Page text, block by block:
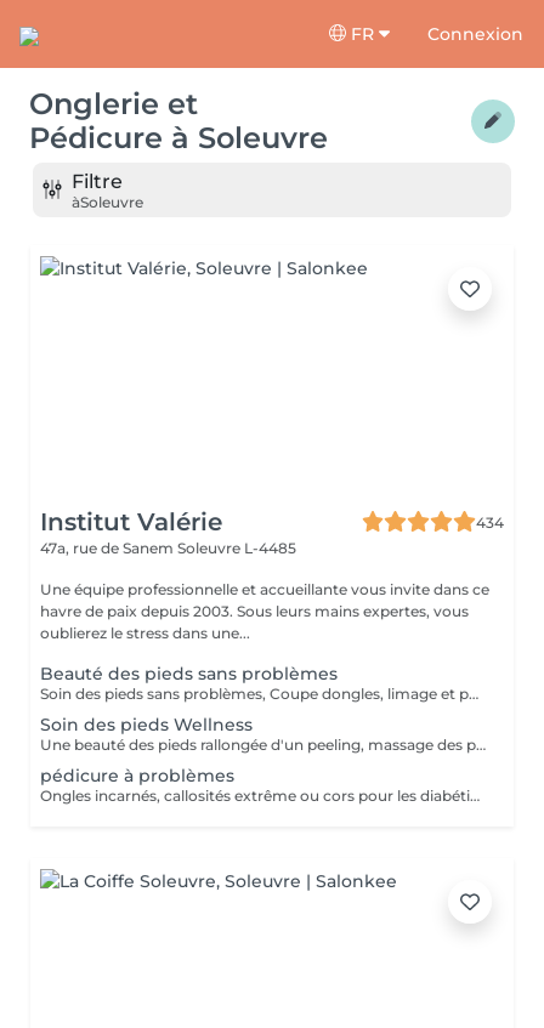
FR Connexion
Onglerie et
Pédicure à Soleuvre
Filtre
àSoleuvre
Institut Valérie
434
47a, rue de Sanem Soleuvre L-4485
Une équipe professionnelle et accueillante vous invite dans ce
havre de paix depuis 2003. Sous leurs mains expertes, vous
oublierez le stress dans une...
Beauté des pieds sans problèmes
Soin des pieds sans problèmes, Coupe dongles, limage et polissage des ongles, cuticules, peaux cornés
Soin des pieds Wellness
Une beauté des pieds rallongée d'un peeling, massage des pieds et masque très nourrissant Recommandé à toutes les personnes pour une sensation de légèreté des pieds
pédicure à problèmes
Ongles incarnés, callosités extrême ou cors pour les diabétiques nous conseillons d'aller chez un(e) podologue!